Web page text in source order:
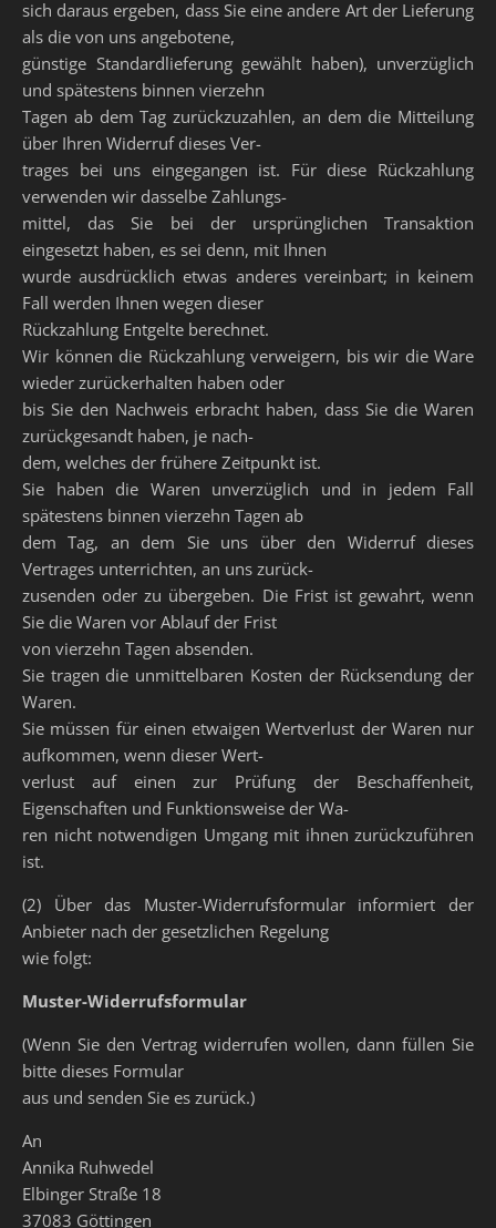
sich daraus ergeben, dass Sie eine andere Art der Lieferung
als die von uns angebotene,
günstige Standardlieferung gewählt haben), unverzüglich
und spätestens binnen vierzehn
Tagen ab dem Tag zurückzuzahlen, an dem die Mitteilung
über Ihren Widerruf dieses Ver-
trages bei uns eingegangen ist. Für diese Rückzahlung
verwenden wir dasselbe Zahlungs-
mittel, das Sie bei der ursprünglichen Transaktion
eingesetzt haben, es sei denn, mit Ihnen
wurde ausdrücklich etwas anderes vereinbart; in keinem
Fall werden Ihnen wegen dieser
Rückzahlung Entgelte berechnet.
Wir können die Rückzahlung verweigern, bis wir die Ware
wieder zurückerhalten haben oder
bis Sie den Nachweis erbracht haben, dass Sie die Waren
zurückgesandt haben, je nach-
dem, welches der frühere Zeitpunkt ist.
Sie haben die Waren unverzüglich und in jedem Fall
spätestens binnen vierzehn Tagen ab
dem Tag, an dem Sie uns über den Widerruf dieses
Vertrages unterrichten, an uns zurück-
zusenden oder zu übergeben. Die Frist ist gewahrt, wenn
Sie die Waren vor Ablauf der Frist
von vierzehn Tagen absenden.
Sie tragen die unmittelbaren Kosten der Rücksendung der
Waren.
Sie müssen für einen etwaigen Wertverlust der Waren nur
aufkommen, wenn dieser Wert-
verlust auf einen zur Prüfung der Beschaffenheit,
Eigenschaften und Funktionsweise der Wa-
ren nicht notwendigen Umgang mit ihnen zurückzuführen
ist.
(2) Über das Muster-Widerrufsformular informiert der
Anbieter nach der gesetzlichen Regelung
wie folgt:
Muster-Widerrufsformular
(Wenn Sie den Vertrag widerrufen wollen, dann füllen Sie
bitte dieses Formular
aus und senden Sie es zurück.)
An
Annika Ruhwedel
Elbinger Straße 18
37083 Göttingen